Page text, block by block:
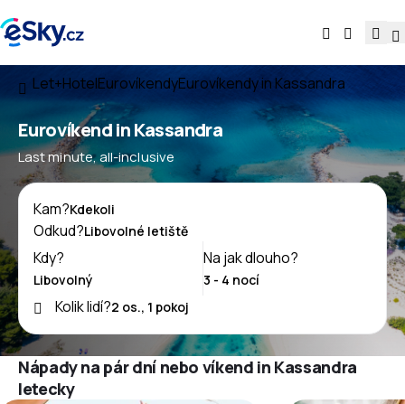
Let+HotelEurovíkendyEurovíkendy in Kassandra
Eurovíkend in Kassandra
Last minute, all-inclusive
Kam?
Odkud?
Kdy?
Na jak dlouho?
Kolik lidí?
Nápady na pár dní nebo víkend in Kassandra
letecky